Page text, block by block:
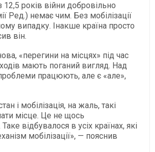
12,5 років війни добровільно
Ред.) немає чим. Без мобілізації
випадку. Інакше країна просто
він.
«перегини на місцях» під час
мають поганий вигляд. Над
працюють, але є «але»,
і мобілізація, на жаль, такі
місце. Це не щось
відбувалося в усіх країнах, які
мобілізації», — пояснив